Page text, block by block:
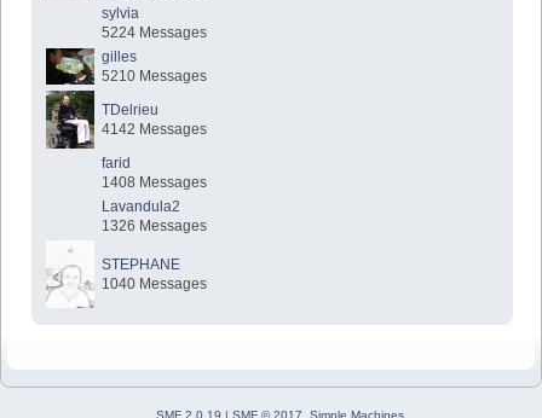
sylvia
5224 Messages
gilles
5210 Messages
TDelrieu
4142 Messages
farid
1408 Messages
Lavandula2
1326 Messages
STEPHANE
1040 Messages
SMF 2.0.19 | SMF © 2017 Simple Machines